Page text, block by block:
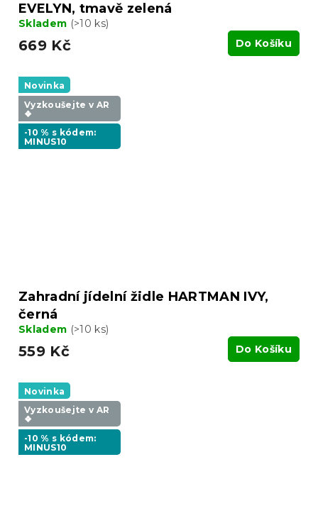
EVELYN, tmavě zelená
Skladem (>10 ks)
669 Kč Do Košíku
Novinka
Vyzkoušejte v AR
❖
-10 % s kódem:
MINUS10
Zahradní jídelní židle HARTMAN IVY,
černá
Skladem (>10 ks)
559 Kč Do Košíku
Novinka
Vyzkoušejte v AR
❖
-10 % s kódem:
MINUS10